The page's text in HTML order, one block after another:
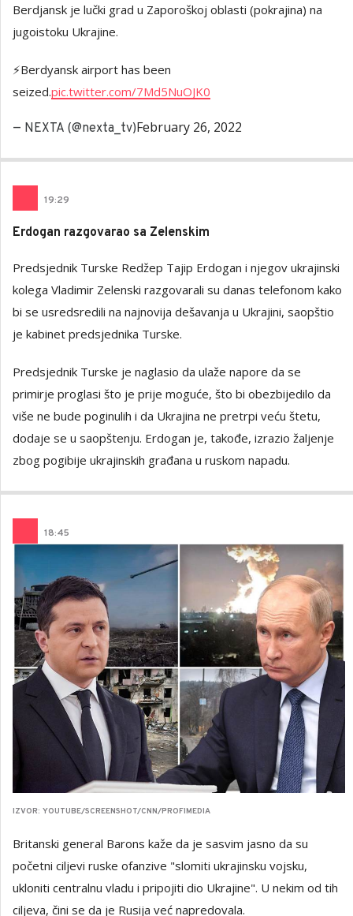
Berdjansk je lučki grad u Zaporoškoj oblasti (pokrajina) na
jugoistoku Ukrajine.
⚡️Berdyansk airport has been
seized.pic.twitter.com/7Md5NuOJK0
— NEXTA (@nexta_tv)February 26, 2022
19:29
Erdogan razgovarao sa Zelenskim
Predsjednik Turske Redžep Tajip Erdogan i njegov ukrajinski
kolega Vladimir Zelenski razgovarali su danas telefonom kako
bi se usredsredili na najnovija dešavanja u Ukrajini, saopštio
je kabinet predsjednika Turske.
Predsjednik Turske je naglasio da ulaže napore da se
primirje proglasi što je prije moguće, što bi obezbijedilo da
više ne bude poginulih i da Ukrajina ne pretrpi veću štetu,
dodaje se u saopštenju. Erdogan je, takođe, izrazio žaljenje
zbog pogibije ukrajinskih građana u ruskom napadu.
18:45
IZVOR: YOUTUBE/SCREENSHOT/CNN/PROFIMEDIA
Britanski general Barons kaže da je sasvim jasno da su
početni ciljevi ruske ofanzive "slomiti ukrajinsku vojsku,
ukloniti centralnu vladu i pripojiti dio Ukrajine". U nekim od tih
ciljeva, čini se da je Rusija već napredovala.